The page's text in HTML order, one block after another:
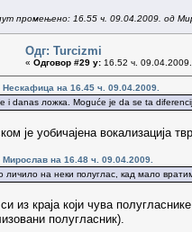
промењено: 16.55 ч. 09.04.2009. од
Одг: Turcizmi
« Одговор #29 у: 16.52 ч.
Нескафица на 16.45 ч. 09.04.2009.
i danas ложка. Moguće je da se ta
је уобичајена вокализација
Мирослав на 16.48 ч. 09.04.2009.
личило на неки полуглас, кад мало
из краја који чува
полугласник).